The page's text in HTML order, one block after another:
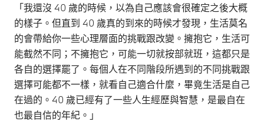
「我還沒 40 歲的時候，以為自己應該會很確定之後大概
的樣子。但直到 40 歲真的到來的時候才發現，生活莫名
的會帶給你一些心理層面的挑戰跟改變。擁抱它，生活可
能截然不同；不擁抱它，可能一切就按部就班，這都只是
各自的選擇罷了。每個人在不同階段所遇到的不同挑戰跟
選擇可能都不一樣，就看自己適合什麼，畢竟生活是自己
在過的。40 歲已經有了一些人生經歷與智慧，是最自在
也最自信的年紀。」